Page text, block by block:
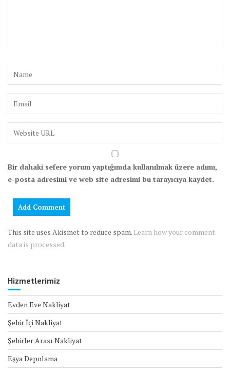
Bir dahaki sefere yorum yaptığımda kullanılmak üzere adımı,
e-posta adresimi ve web site adresimi bu tarayıcıya kaydet.
This site uses Akismet to reduce spam. Learn how your comment
data is processed.
Hizmetlerimiz
Evden Eve Nakliyat
Şehir İçi Nakliyat
Şehirler Arası Nakliyat
Eşya Depolama